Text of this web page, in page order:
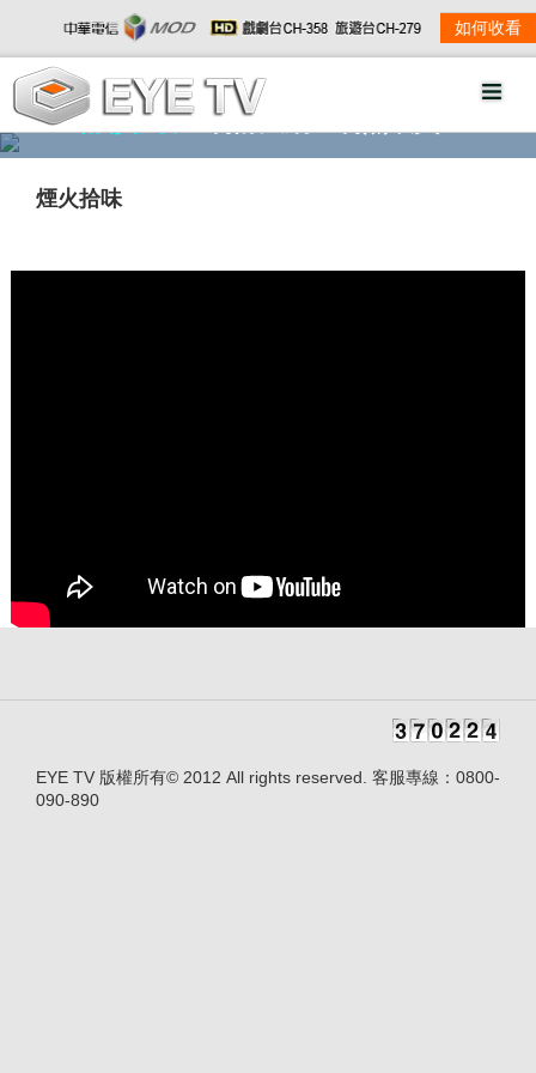
如何收看
精彩影音 劇情大綱
煙火拾味
EYE TV 版權所有© 2012 All rights reserved. 客服專線：0800-
090-890